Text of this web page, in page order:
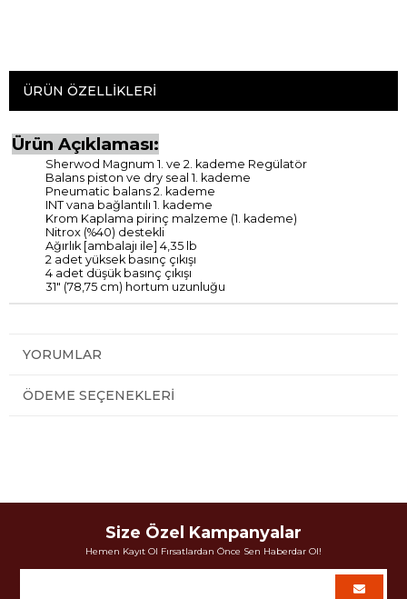
ÜRÜN ÖZELLIKLERI
Ürün Açıklaması:
Sherwod Magnum 1. ve 2. kademe Regülatör
Balans piston ve dry seal 1. kademe
Pneumatic balans 2. kademe
INT vana bağlantılı 1. kademe
Krom Kaplama pirinç malzeme (1. kademe)
Nitrox (%40) destekli
Ağırlık [ambalajı ile] 4,35 lb
2 adet yüksek basınç çıkışı
4 adet düşük basınç çıkışı
31" (78,75 cm) hortum uzunluğu
YORUMLAR
ÖDEME SEÇENEKLERI
Size Özel Kampanyalar
Hemen Kayıt Ol Fırsatlardan Önce Sen Haberdar Ol!